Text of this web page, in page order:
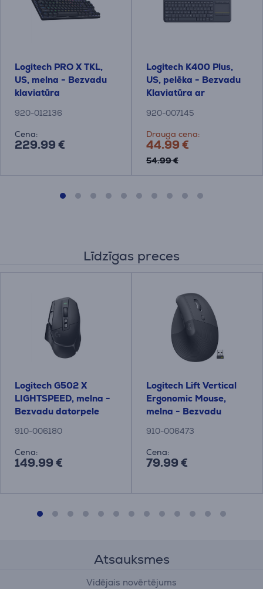
Logitech PRO X TKL,
US, melna - Bezvadu
klaviatūra
920-012136
Cena:
229.99 €
Logitech K400 Plus,
US, pelēka - Bezvadu
Klaviatūra ar
920-007145
Drauga cena:
44.99 €
54.99 €
Līdzīgas preces
Logitech G502 X
LIGHTSPEED, melna -
Bezvadu datorpele
910-006180
Cena:
149.99 €
Logitech Lift Vertical
Ergonomic Mouse,
melna - Bezvadu
910-006473
Cena:
79.99 €
Atsauksmes
Vidējais novērtējums